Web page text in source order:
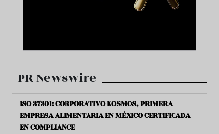
PR Newswire
ISO 37301: CORPORATIVO KOSMOS, PRIMERA
EMPRESA ALIMENTARIA EN MÉXICO CERTIFICADA
EN COMPLIANCE